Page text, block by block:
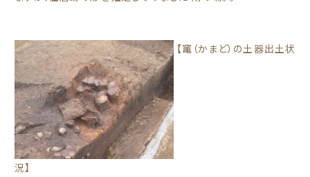
【竃（かまど）の土器出土状
況】